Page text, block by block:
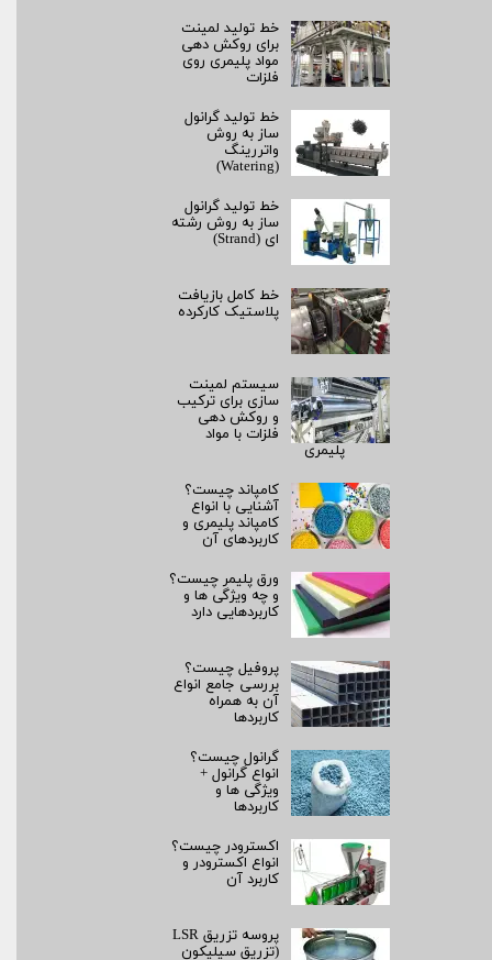
خط تولید لمینت
برای روکش‌ دهی
مواد پلیمری روی
فلزات
خط تولید گرانول
ساز به روش
واتررینگ
(Watering)
خط تولید گرانول
ساز به روش رشته‌
ای (Strand)
خط کامل بازیافت
پلاستیک کارکرده
سیستم لمینت‌
سازی برای ترکیب
و روکش‌ دهی
فلزات با مواد
پلیمری
کامپاند چیست؟
آشنایی با انواع
کامپاند پلیمری و
کاربردهای آن
ورق پلیمر چیست؟
و چه ویژگی ها و
کاربردهایی دارد
پروفیل چیست؟
بررسی جامع انواع
آن به همراه
کاربردها
گرانول چیست؟
انواع گرانول +
ویژگی ها و
کاربردها
اکسترودر چیست؟
انواع اکسترودر و
کاربرد آن
پروسه تزریق LSR
(تزریق سیلیکون